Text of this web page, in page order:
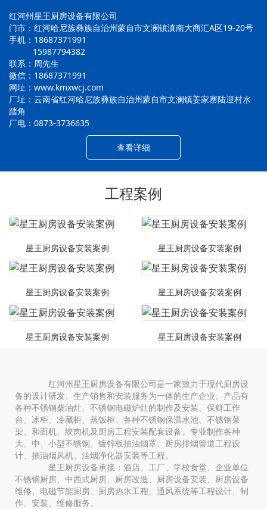
红河州星王厨房设备有限公司
门市：红河哈尼族彝族自治州蒙自市文澜镇滇南大商汇A区19-20号
手机：18687371991
15987794382
联系：周先生
微信：18687371991
网址：www.kmxwcj.com
厂址：云南省红河哈尼族彝族自治州蒙自市文澜镇姜家寨陆迎村水
踏角
厂电：0873-3736635
查看详细
工程案例
星王厨房设备安装案例 星王厨房设备安装案例
星王厨房设备安装案例 星王厨房设备安装案例
星王厨房设备安装案例 星王厨房设备安装案例
红河州星王厨房设备有限公司是一家致力于现代厨房设
备的设计研发、生产销售和安装服务为一体的生产企业。产品有
各种不锈钢柴油灶、不锈钢电磁炉灶的制作及安装、保鲜工作
台、冰柜、冷藏柜、蒸饭柜、各种不锈钢保温水池、不锈钢菜
架、和面机、绞肉机及厨房工程安装配套设备。专业制作各种
大、中、小型不锈钢、镀锌板抽油烟罩、厨房排烟管道工程设
计、抽油烟风机、油烟净化器安装等工程。
星王厨房设备承接：酒店、工厂、学校食堂、企业单位
不锈钢厨房、中西式厨房、厨房改造、厨房设备安装、厨房设备
维修、电磁节能厨房、厨房热水工程、通风系统等工程设计、制
作、安装、维修服务。